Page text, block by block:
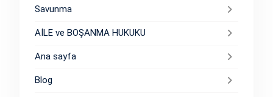
Savunma
AİLE ve BOŞANMA HUKUKU
Ana sayfa
Blog